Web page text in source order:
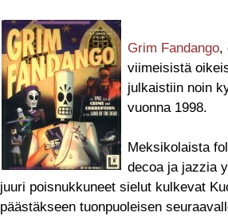
Grim Fandango,
viimeisistä
julkaistiin noin
vuonna 1998.
Meksikolaista
decoa ja jazzia
juuri poisnukkuneet sielut kulkevat
päästäkseen tuonpuoleisen